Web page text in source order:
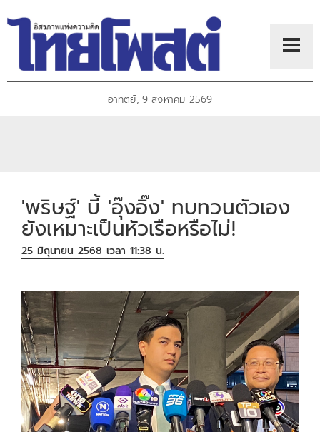
อาทิตย์, 9 สิงหาคม 2569
'พริษฐ์' บี้ 'อุ๊งอิ๊ง' ทบทวนตัวเอง
ยังเหมาะเป็นหัวเรือหรือไม่!
25 มิถุนายน 2568 เวลา 11:38 น.